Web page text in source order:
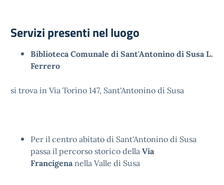
Servizi presenti nel luogo
Biblioteca Comunale di Sant'Antonino di Susa L.
Ferrero
si trova in Via Torino 147, Sant'Antonino di Susa
Per il centro abitato di Sant'Antonino di Susa
passa il percorso storico della Via
Francigenanella Valle di Susa